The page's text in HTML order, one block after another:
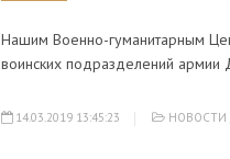
Нашим Военно-гуманитарным
воинских подразделений армии
14.03.2019 13:45:23 НОВОСТИ